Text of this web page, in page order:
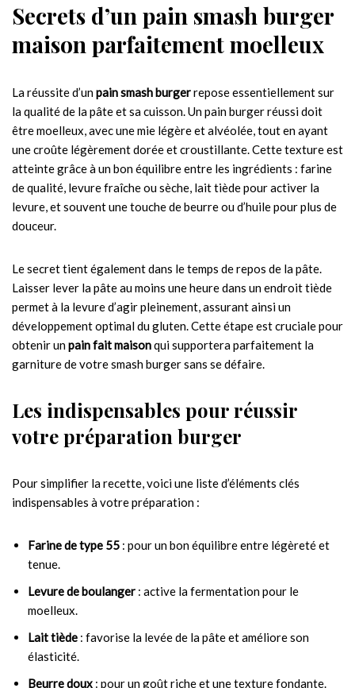
Secrets d’un pain smash burger
maison parfaitement moelleux
La réussite d’unpain smash burgerrepose essentiellement sur
la qualité de la pâte et sa cuisson. Un pain burger réussi doit
être moelleux, avec une mie légère et alvéolée, tout en ayant
une croûte légèrement dorée et croustillante. Cette texture est
atteinte grâce à un bon équilibre entre les ingrédients : farine
de qualité, levure fraîche ou sèche, lait tiède pour activer la
levure, et souvent une touche de beurre ou d’huile pour plus de
douceur.
Le secret tient également dans le temps de repos de la pâte.
Laisser lever la pâte au moins une heure dans un endroit tiède
permet à la levure d’agir pleinement, assurant ainsi un
développement optimal du gluten. Cette étape est cruciale pour
obtenir unpain fait maisonqui supportera parfaitement la
garniture de votre smash burger sans se défaire.
Les indispensables pour réussir
votre préparation burger
Pour simplifier la recette, voici une liste d’éléments clés
indispensables à votre préparation :
Farine de type 55 : pour un bon équilibre entre légèreté et
tenue.
Levure de boulanger : active la fermentation pour le
moelleux.
Lait tiède : favorise la levée de la pâte et améliore son
élasticité.
Beurre doux : pour un goût riche et une texture fondante.